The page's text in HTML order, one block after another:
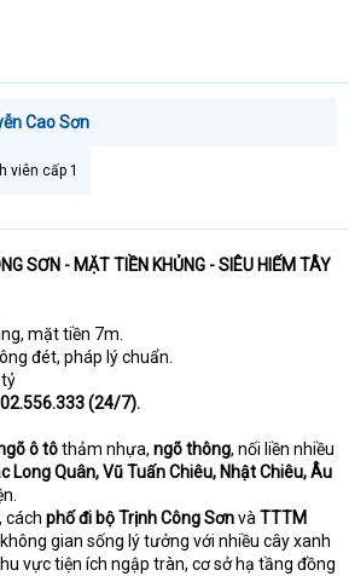
Cao Sơn
viên cấp 1
SƠN - MẶT TIỀN KHỦNG - SIÊU HIẾM TÂY
mặt tiền 7m.
đét, pháp lý chuẩn.
tỷ
(24/7).
ô tôthảm nhựa, ngõ thông, nối liền nhiều
Long Quân, Vũ Tuấn Chiêu, Nhật Chiêu, Âu
cách phố đi bộTrịnh Công SơnvàTTTM
gian sống lý tưởng với nhiều cây xanh
vực tiện ích ngập tràn, cơ sở hạ tầng đồng